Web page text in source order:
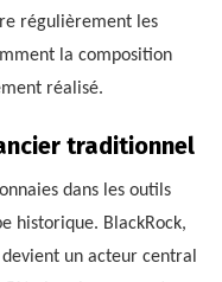
régulièrement les
la composition
réalisé.
traditionnel
dans les outils
historique. BlackRock,
un acteur central